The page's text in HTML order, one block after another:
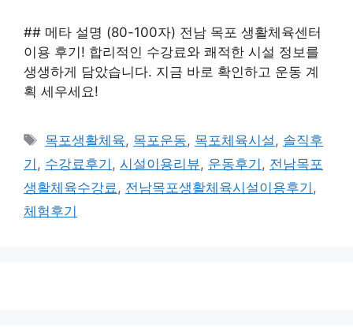
## 메타 설명 (80-100자) 전남 목포 생활체육센터
이용 후기! 합리적인 수강료와 쾌적한 시설 정보를
생생하게 담았습니다. 지금 바로 확인하고 운동 계
획 세우세요!
태
그
목포생활체육, 목포운동, 목포체육시설 , 솔직후
기 , 수강료후기 , 시설이용리뷰, 운동후기 , 전남목포
생활체육수강료 , 전남목포생활체육시설이용후기 ,
체험후기